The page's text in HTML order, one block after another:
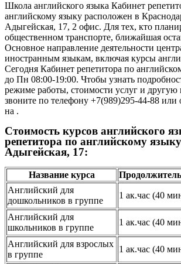
Школа английского языка Кабинет
английскому языку расположен в
Адыгейская, 17, 2 офис. Для тех, кто
общественном транспорте, ближайшая
Основное направление деятельности
иностранным языкам, включая курсы
Сегодня Кабинет репетитора по
до Пн 08:00-19:00. Чтобы узнать
режиме работы, стоимости услуг и
звоните по телефону +7(989)295-44-88 или
на .
Стоимость курсов английского
репетитора по английскому
Адыгейская, 17:
Название курса
Английский для
дошкольников в группе
1 ак.час (40
Английский для
школьников в группе
1 ак.час (40
Английский для взрослых
в группе
1 ак.час (40